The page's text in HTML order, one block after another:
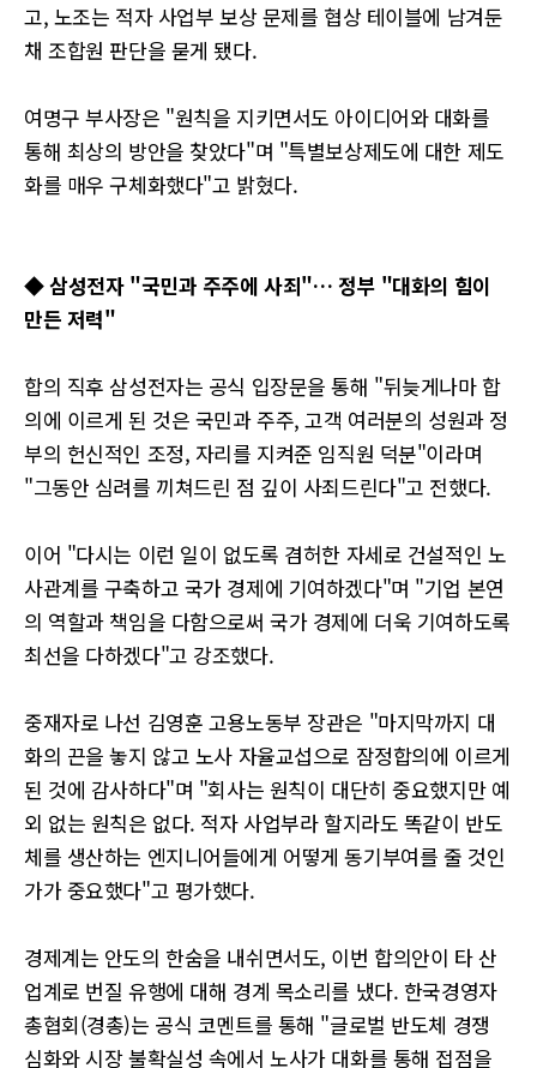
고, 노조는 적자 사업부 보상 문제를 협상 테이블에 남겨둔
채 조합원 판단을 묻게 됐다.
여명구 부사장은 "원칙을 지키면서도 아이디어와 대화를
통해 최상의 방안을 찾았다"며 "특별보상제도에 대한 제도
화를 매우 구체화했다"고 밝혔다.
◆ 삼성전자 "국민과 주주에 사죄"… 정부 "대화의 힘이
만든 저력"
합의 직후 삼성전자는 공식 입장문을 통해 "뒤늦게나마 합
의에 이르게 된 것은 국민과 주주, 고객 여러분의 성원과 정
부의 헌신적인 조정, 자리를 지켜준 임직원 덕분"이라며
"그동안 심려를 끼쳐드린 점 깊이 사죄드린다"고 전했다.
이어 "다시는 이런 일이 없도록 겸허한 자세로 건설적인 노
사관계를 구축하고 국가 경제에 기여하겠다"며 "기업 본연
의 역할과 책임을 다함으로써 국가 경제에 더욱 기여하도록
최선을 다하겠다"고 강조했다.
중재자로 나선 김영훈 고용노동부 장관은 "마지막까지 대
화의 끈을 놓지 않고 노사 자율교섭으로 잠정합의에 이르게
된 것에 감사하다"며 "회사는 원칙이 대단히 중요했지만 예
외 없는 원칙은 없다. 적자 사업부라 할지라도 똑같이 반도
체를 생산하는 엔지니어들에게 어떻게 동기부여를 줄 것인
가가 중요했다"고 평가했다.
경제계는 안도의 한숨을 내쉬면서도, 이번 합의안이 타 산
업계로 번질 유행에 대해 경계 목소리를 냈다. 한국경영자
총협회(경총)는 공식 코멘트를 통해 "글로벌 반도체 경쟁
심화와 시장 불확실성 속에서 노사가 대화를 통해 접점을